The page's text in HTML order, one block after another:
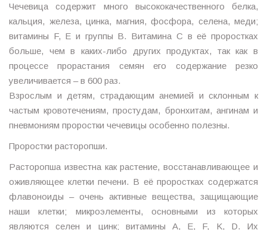
Чечевица содержит много высококачественного белка,
кальция, железа, цинка, магния, фосфора, селена, меди;
витамины F, Е и группы В. Витамина С в её проростках
больше, чем в каких-либо других продуктах, так как в
процессе прорастания семян его содержание резко
увеличивается – в 600 раз.
Взрослым и детям, страдающим анемией и склонным к
частым кровотечениям, простудам, бронхитам, ангинам и
пневмониям проростки чечевицы особенно полезны.
Проростки расторопши.
Расторопша известна как растение, восстанавливающее и
оживляющее клетки печени. В её проростках содержатся
флавоноиды – очень активные вещества, защищающие
наши клетки; микроэлементы, основными из которых
являются селен и цинк; витамины А, Е, F, K, D. Их